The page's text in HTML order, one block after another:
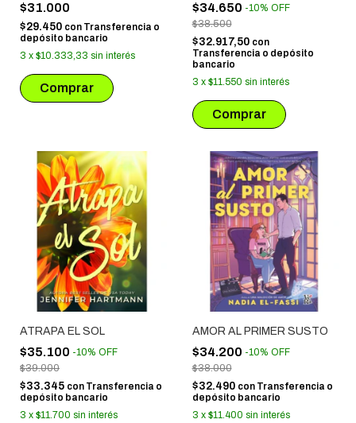
$31.000
$29.450 con Transferencia o
depósito bancario
3 x $10.333,33 sin interés
$34.650 -10% OFF
$38.500
$32.917,50 con
Transferencia o depósito
bancario
3 x $11.550 sin interés
ATRAPA EL SOL
$35.100 -10% OFF
$39.000
$33.345 con Transferencia o
depósito bancario
3 x $11.700 sin interés
AMOR AL PRIMER SUSTO
$34.200 -10% OFF
$38.000
$32.490 con Transferencia o
depósito bancario
3 x $11.400 sin interés